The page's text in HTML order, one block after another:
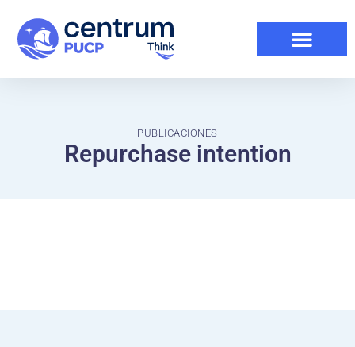
PUBLICACIONES
Repurchase intention